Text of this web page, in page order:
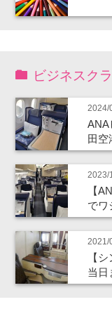
ビジネスク
2024/
ANA
田空
2023/
【
でワ
2021/
【
当日